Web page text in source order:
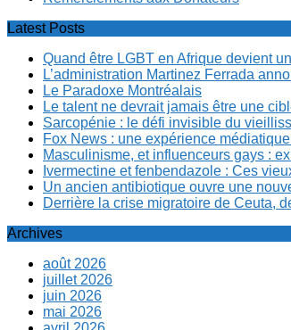
Latest Posts
Quand être LGBT en Afrique devient
L’administration Martinez Ferrada
Le Paradoxe Montréalais
Le talent ne devrait jamais être une
Sarcopénie : le défi invisible du
Fox News : une expérience
Masculinisme, et influenceurs gays :
Ivermectine et fenbendazole : Ces
Un ancien antibiotique ouvre une
Derrière la crise migratoire de Ceuta,
Archives
août 2026
juillet 2026
juin 2026
mai 2026